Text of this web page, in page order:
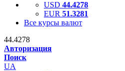
USD 44.4278
EUR 51.3281
Все курсы валют
44.4278
Авторизация
Поиск
UA